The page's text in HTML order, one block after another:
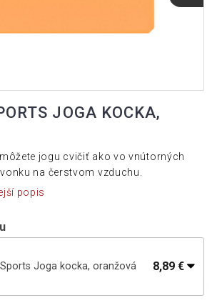
JOGA KOCKA,
jogu cvičiť ako vo vnútorných
na čerstvom vzduchu.
popis
Joga kocka, oranžová 8,89 €